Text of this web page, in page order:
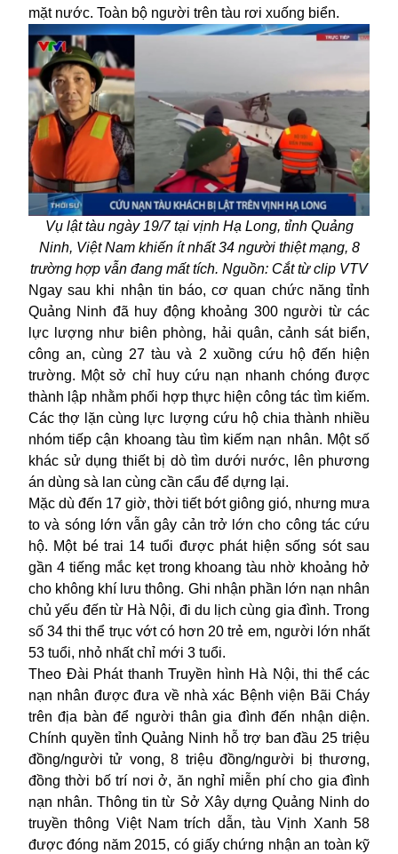
mặt nước. Toàn bộ người trên tàu rơi xuống biển.
Vụ lật tàu ngày 19/7 tại vịnh Hạ Long, tỉnh Quảng
Ninh, Việt Nam khiến ít nhất 34 người thiệt mạng, 8
trường hợp vẫn đang mất tích. Nguồn: Cắt từ clip VTV
Ngay sau khi nhận tin báo, cơ quan chức năng tỉnh
Quảng Ninh đã huy động khoảng 300 người từ các
lực lượng như biên phòng, hải quân, cảnh sát biển,
công an, cùng 27 tàu và 2 xuồng cứu hộ đến hiện
trường. Một sở chỉ huy cứu nạn nhanh chóng được
thành lập nhằm phối hợp thực hiện công tác tìm kiếm.
Các thợ lặn cùng lực lượng cứu hộ chia thành nhiều
nhóm tiếp cận khoang tàu tìm kiếm nạn nhân. Một số
khác sử dụng thiết bị dò tìm dưới nước, lên phương
án dùng sà lan cùng cần cẩu để dựng lại.
Mặc dù đến 17 giờ, thời tiết bớt giông gió, nhưng mưa
to và sóng lớn vẫn gây cản trở lớn cho công tác cứu
hộ. Một bé trai 14 tuổi được phát hiện sống sót sau
gần 4 tiếng mắc kẹt trong khoang tàu nhờ khoảng hở
cho không khí lưu thông. Ghi nhận phần lớn nạn nhân
chủ yếu đến từ Hà Nội, đi du lịch cùng gia đình. Trong
số 34 thi thể trục vớt có hơn 20 trẻ em, người lớn nhất
53 tuổi, nhỏ nhất chỉ mới 3 tuổi.
Theo Đài Phát thanh Truyền hình Hà Nội, thi thể các
nạn nhân được đưa về nhà xác Bệnh viện Bãi Cháy
trên địa bàn để người thân gia đình đến nhận diện.
Chính quyền tỉnh Quảng Ninh hỗ trợ ban đầu 25 triệu
đồng/người tử vong, 8 triệu đồng/người bị thương,
đồng thời bố trí nơi ở, ăn nghỉ miễn phí cho gia đình
nạn nhân. Thông tin từ Sở Xây dựng Quảng Ninh do
truyền thông Việt Nam trích dẫn, tàu Vịnh Xanh 58
được đóng năm 2015, có giấy chứng nhận an toàn kỹ